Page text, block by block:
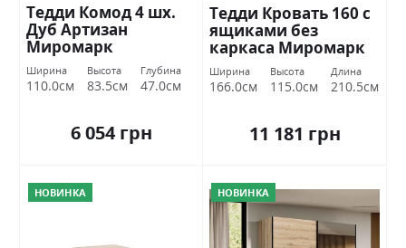
Тедди Комод 4 шх.
Дуб Артизан
Миромарк
Ширина
110.0см
Высота
83.5см
Глубина
47.0см
6 054 грн
Тедди Кровать 160 с
ящиками без
каркаса Миромарк
Ширина
166.0см
Высота
115.0см
Длина
210.5см
11 181 грн
НОВИНКА НОВИНКА